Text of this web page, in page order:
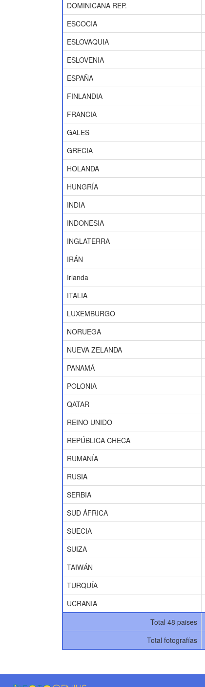
DOMINICANA REP.
ESCOCIA
ESLOVAQUIA
ESLOVENIA
ESPAÑA
FINLANDIA
FRANCIA
GALES
GRECIA
HOLANDA
HUNGRÍA
INDIA
INDONESIA
INGLATERRA
IRÁN
Irlanda
ITALIA
LUXEMBURGO
NORUEGA
NUEVA ZELANDA
PANAMÁ
POLONIA
QATAR
REINO UNIDO
REPÚBLICA CHECA
RUMANÍA
RUSIA
SERBIA
SUD ÁFRICA
SUECIA
SUIZA
TAIWÁN
TURQUÍA
UCRANIA
Total 48 paises
Total fotografías